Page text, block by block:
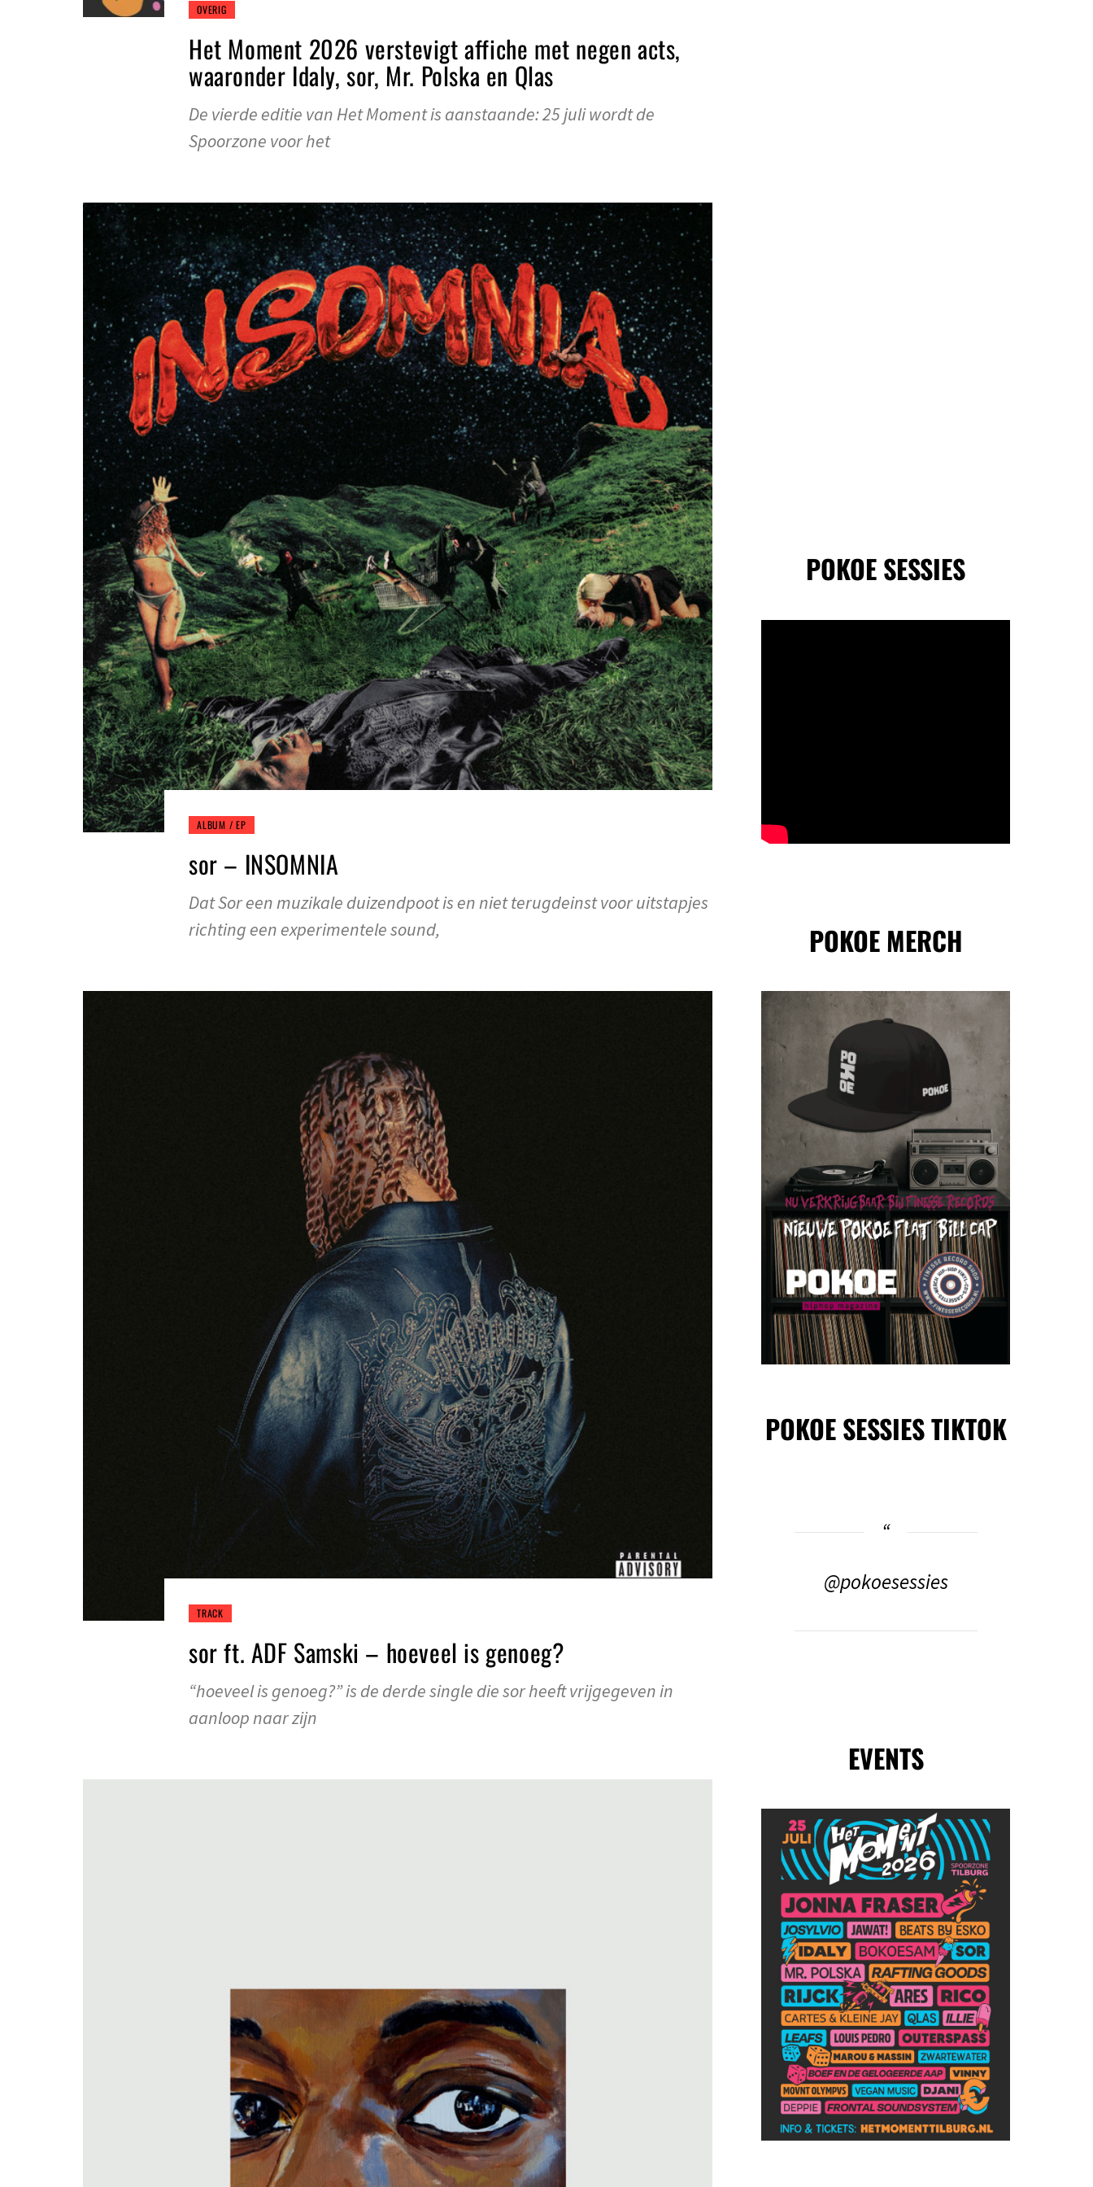
OVERIG
Het Moment 2026 verstevigt affiche met negen acts,
waaronder Idaly, sor, Mr. Polska en Qlas
De vierde editie van Het Moment is aanstaande: 25 juli wordt de
Spoorzone voor het
ALBUM / EP
sor – INSOMNIA
Dat Sor een muzikale duizendpoot is en niet terugdeinst voor uitstapjes
richting een experimentele sound,
TRACK
sor ft. ADF Samski – hoeveel is genoeg?
“hoeveel is genoeg?” is de derde single die sor heeft vrijgegeven in
aanloop naar zijn
POKOE SESSIES
POKOE MERCH
POKOE SESSIES TIKTOK
@pokoesessies
EVENTS